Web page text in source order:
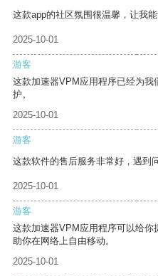
这款app的社区氛围很温馨，让我能
2025-10-01
游客
这款加速器VPM应用程序已经为
护。
2025-10-01
游客
这款软件的售后服务非常好，遇到
2025-10-01
游客
这款加速器VPM应用程序可以给
助你在网络上自由移动。
2025-10-01